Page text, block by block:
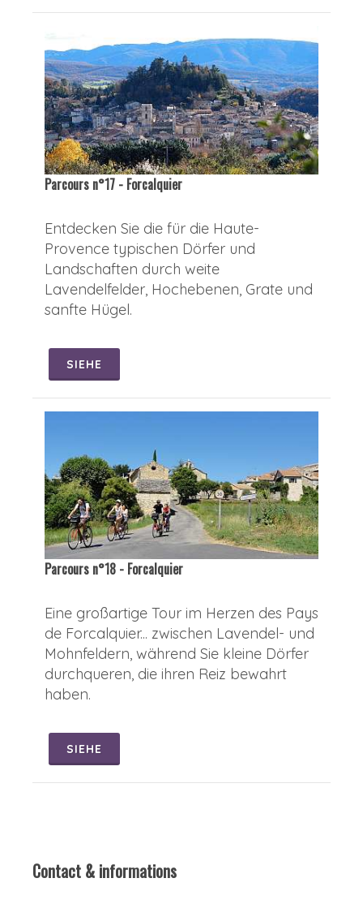
Parcours n°17 - Forcalquier
Entdecken Sie die für die Haute-
Provence typischen Dörfer und
Landschaften durch weite
Lavendelfelder, Hochebenen, Grate und
sanfte Hügel.
SIEHE
Parcours n°18 - Forcalquier
Eine großartige Tour im Herzen des Pays
de Forcalquier... zwischen Lavendel- und
Mohnfeldern, während Sie kleine Dörfer
durchqueren, die ihren Reiz bewahrt
haben.
SIEHE
Contact & informations